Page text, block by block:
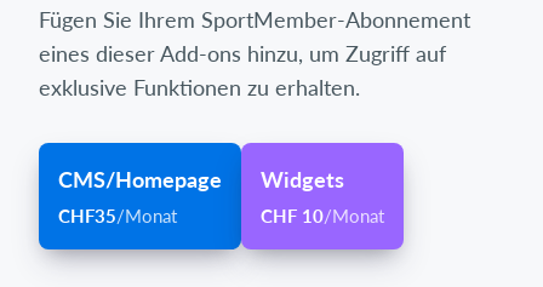
Fügen Sie Ihrem SportMember-Abonnement
eines dieser Add-ons hinzu, um Zugriff auf
exklusive Funktionen zu erhalten.
CMS/Homepage
CHF35/Monat
Widgets
CHF 10/Monat